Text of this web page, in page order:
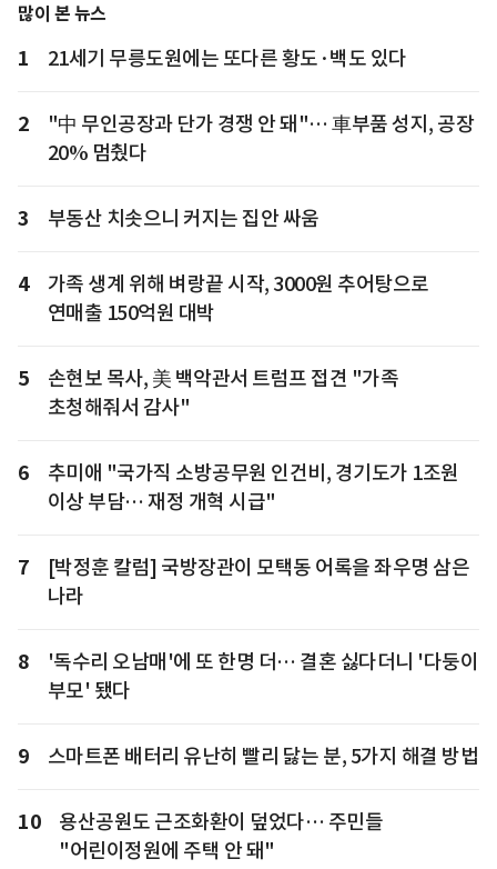
많이 본 뉴스
1 21세기 무릉도원에는 또다른 황도·백도 있다
2
"中 무인공장과 단가 경쟁 안 돼"… 車부품 성지, 공장
20% 멈췄다
3 부동산 치솟으니 커지는 집안 싸움
4
가족 생계 위해 벼랑끝 시작, 3000원 추어탕으로
연매출 150억원 대박
5
손현보 목사, 美 백악관서 트럼프 접견 "가족
초청해줘서 감사"
6
추미애 "국가직 소방공무원 인건비, 경기도가 1조원
이상 부담… 재정 개혁 시급"
7
[박정훈 칼럼] 국방장관이 모택동 어록을 좌우명 삼은
나라
8
'독수리 오남매'에 또 한명 더… 결혼 싫다더니 '다둥이
부모' 됐다
9 스마트폰 배터리 유난히 빨리 닳는 분, 5가지 해결 방법
10
용산공원도 근조화환이 덮었다… 주민들
"어린이정원에 주택 안 돼"